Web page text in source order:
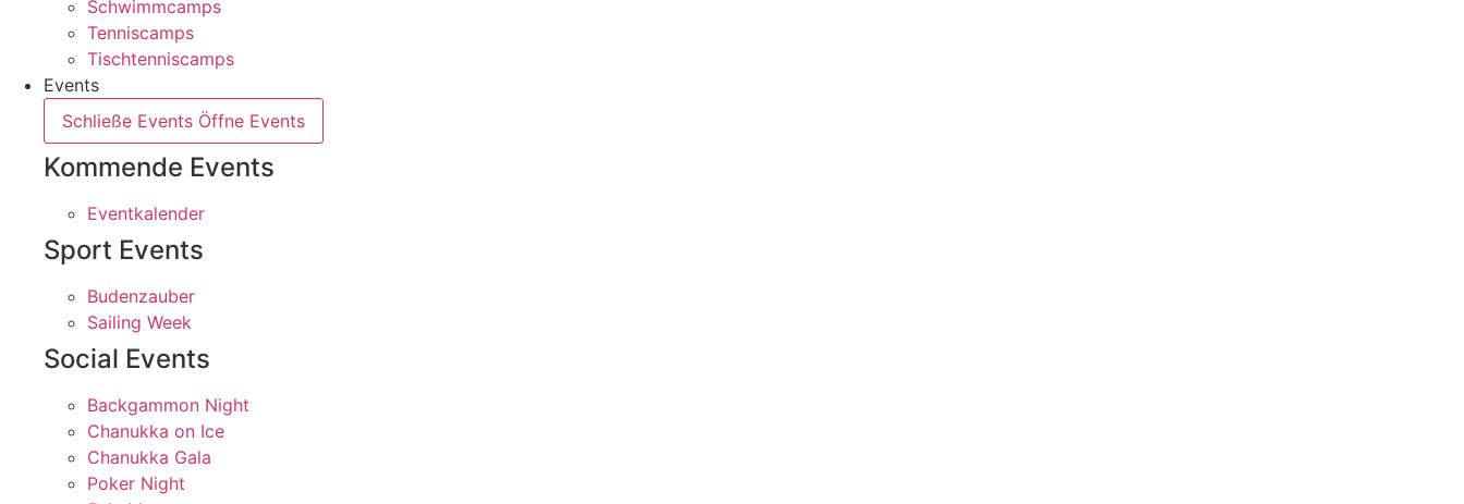
Schwimmcamps
Tenniscamps
Tischtenniscamps
Events
Schließe Events Öffne Events
Kommende Events
Eventkalender
Sport Events
Budenzauber
Sailing Week
Social Events
Backgammon Night
Chanukka on Ice
Chanukka Gala
Poker Night